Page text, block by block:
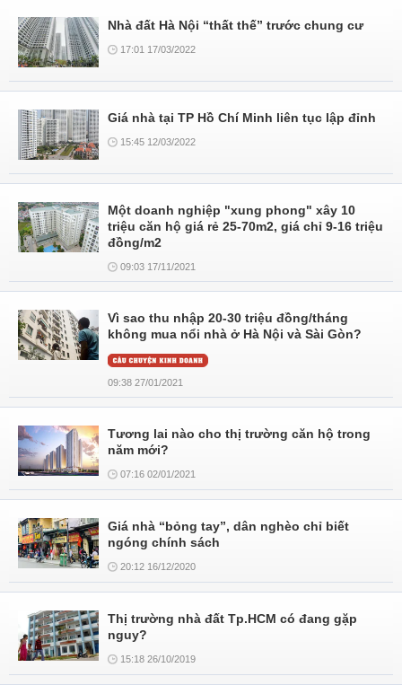
Nhà đất Hà Nội “thất thế” trước chung cư
17:01 17/03/2022
Giá nhà tại TP Hồ Chí Minh liên tục lập đỉnh
15:45 12/03/2022
Một doanh nghiệp "xung phong" xây 10
triệu căn hộ giá rẻ 25-70m2, giá chỉ 9-16 triệu
đồng/m2
09:03 17/11/2021
Vì sao thu nhập 20-30 triệu đồng/tháng
không mua nổi nhà ở Hà Nội và Sài Gòn?
09:38 27/01/2021
Tương lai nào cho thị trường căn hộ trong
năm mới?
07:16 02/01/2021
Giá nhà “bỏng tay”, dân nghèo chỉ biết
ngóng chính sách
20:12 16/12/2020
Thị trường nhà đất Tp.HCM có đang gặp
nguy?
15:18 26/10/2019